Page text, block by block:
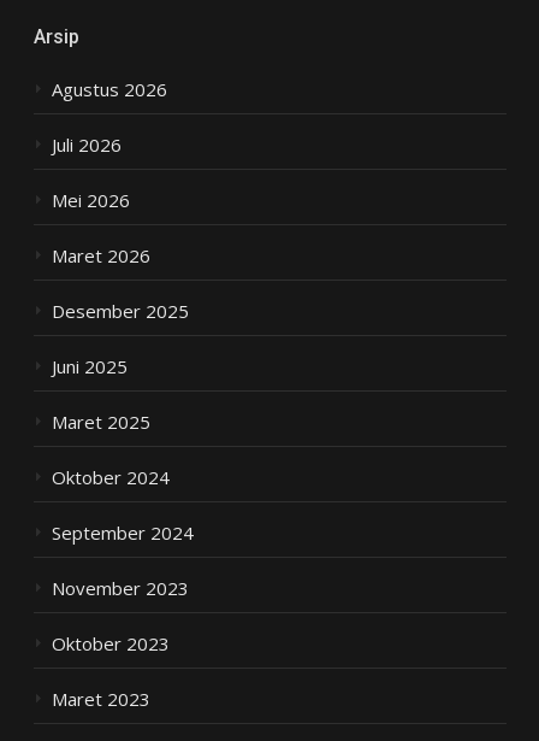
Arsip
Agustus 2026
Juli 2026
Mei 2026
Maret 2026
Desember 2025
Juni 2025
Maret 2025
Oktober 2024
September 2024
November 2023
Oktober 2023
Maret 2023